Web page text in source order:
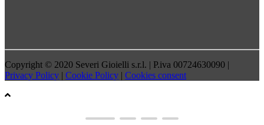
Copyright © 2020 Severi Gioielli s.r.l. | P.iva 00724630090 |
Privacy Policy | Cookie Policy | Cookies consent